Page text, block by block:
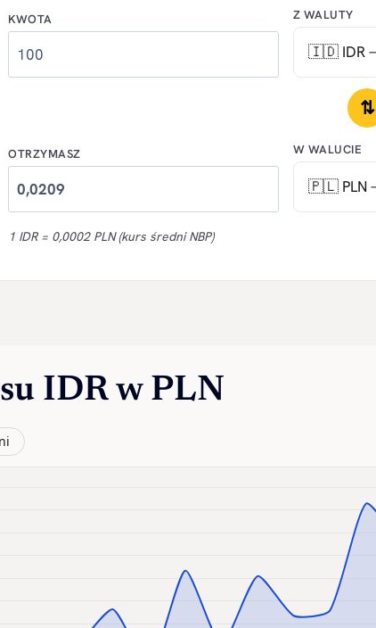
KWOTA Z WALUTY
⇅
OTRZYMASZ W WALUCIE
1 IDR = 0,0002 PLN (kurs średni NBP)
IDR w PLN